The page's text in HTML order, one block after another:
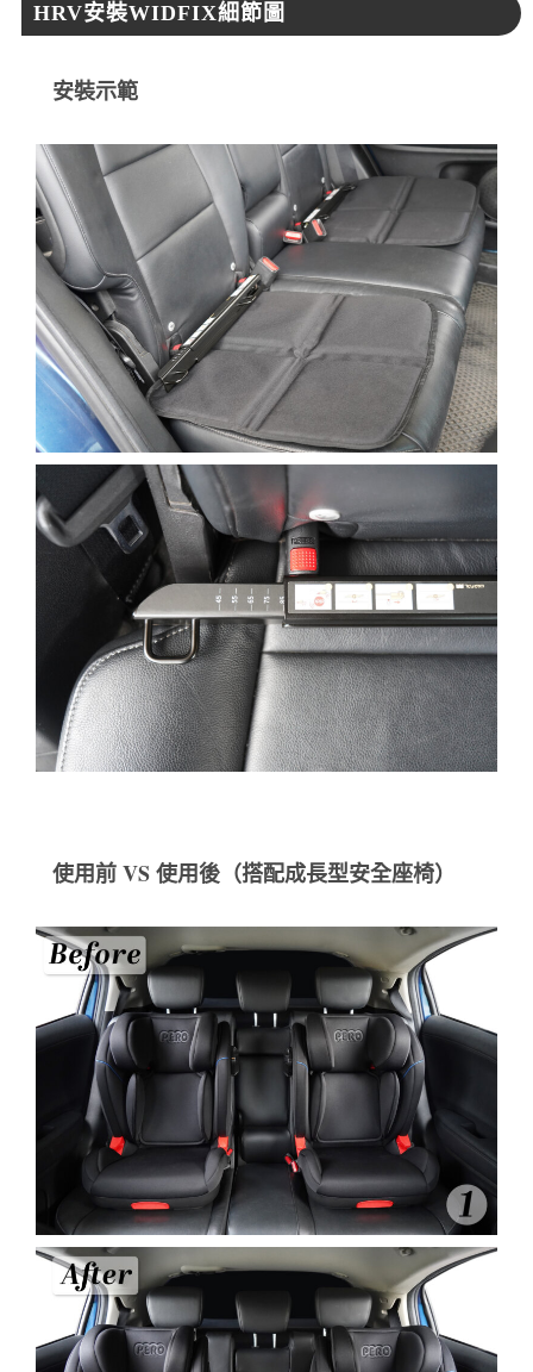
HRV安裝WIDFIX細節圖
安裝示範
使用前 VS 使用後（搭配成長型安全座椅）